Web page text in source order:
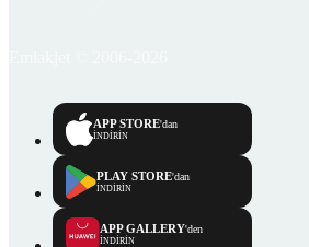
APP STORE'dan
İNDİRİN
PLAY STORE'dan
İNDİRİN
APP GALLERY'den
İNDİRİN